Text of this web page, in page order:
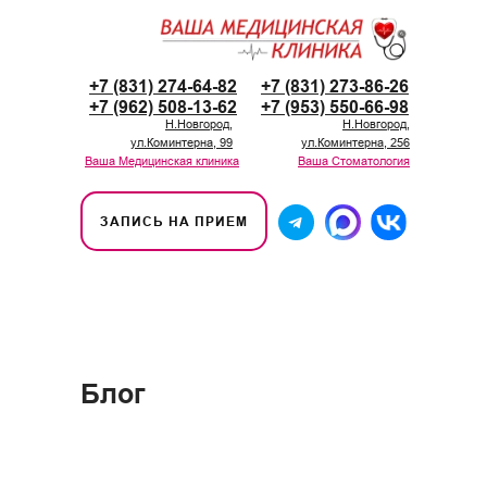
+7 (831) 274-64-82
+7 (962) 508-13-62
ЗАПИСЬ НА ПРИЕМ
Н.Новгород,
ул.Коминтерна, 99
Ваша Медицинская клиника
Ваша Стоматология
+7 (953) 550-66-98
+7 (831) 273-86-26
Н.Новгород,
ул.Коминтерна, 256
Блог